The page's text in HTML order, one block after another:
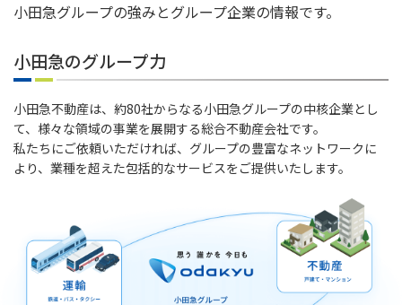
小田急グループの強みとグループ企業の情報です。
小田急のグループ力
小田急不動産は、約80社からなる小田急グループの中核企業とし
て、様々な領域の事業を展開する総合不動産会社です。
私たちにご依頼いただければ、グループの豊富なネットワークに
より、業種を超えた包括的なサービスをご提供いたします。